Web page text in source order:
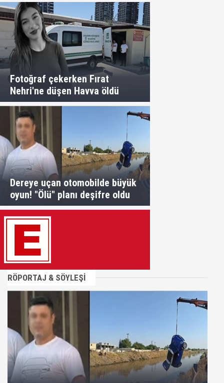
Fotoğraf çekerken Fırat
Nehri'ne düşen Havva öldü
Dereye uçan otomobilde büyük
oyun! "Ölü" planı deşifre oldu
RÖPORTAJ & SÖYLEŞİ